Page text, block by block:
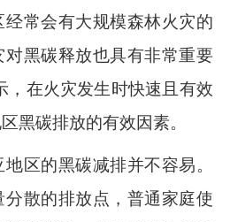
常会有大规模森林火灾的
黑碳释放也具有非常重要
，在火灾发生时快速且有效
黑碳排放的有效因素。
区的黑碳减排并不容易。
散的排放点，普通家庭使